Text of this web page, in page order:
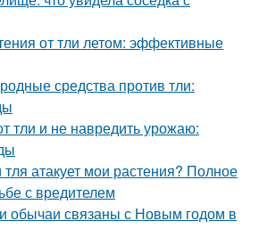
от тли летом: эффективные
средства против тли:
тли и не навредить урожаю:
тля атакует мои растения? Полное
с вредителем
обычаи связаны с Новым годом в